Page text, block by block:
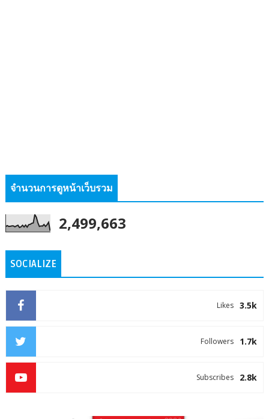
จำนวนการดูหน้าเว็บรวม
2,499,663
SOCIALIZE
3.5k
Likes
1.7k
Followers
2.8k
Subscribes